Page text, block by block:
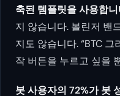
축된 템플릿을 사용합니
지 않습니다. 볼린저 밴
지도 않습니다. “BTC
작 버튼을 누르고 싶을
봇 사용자의 72%가 봇